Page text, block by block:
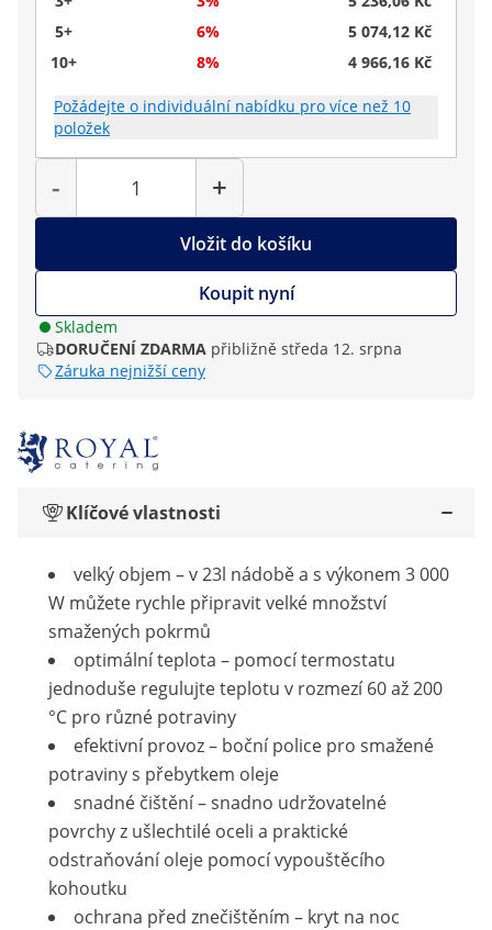
5+
6%
5 074,12 Kč
10+
8% 4 966,16 Kč
Požádejte o individuální nabídku pro více než 10
položek
-
Počet
+
Vložit do košíku
Koupit nyní
Skladem
DORUČENÍ ZDARMA přibližně středa 12. srpna
Záruka nejnižší ceny
Klíčové vlastnosti
velký objem – v 23l nádobě a s výkonem 3 000
W můžete rychle připravit velké množství
smažených pokrmů
optimální teplota – pomocí termostatu
jednoduše regulujte teplotu v rozmezí 60 až 200
°C pro různé potraviny
efektivní provoz – boční police pro smažené
potraviny s přebytkem oleje
snadné čištění – snadno udržovatelné
povrchy z ušlechtilé oceli a praktické
odstraňování oleje pomocí vypouštěcího
kohoutku
ochrana před znečištěním – kryt na noc